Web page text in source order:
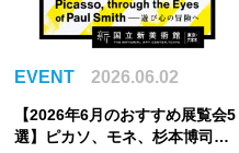
EVENT 2026.06.02
【2026年6月のおすすめ展覧会5
選】ピカソ、モネ、杉本博司か